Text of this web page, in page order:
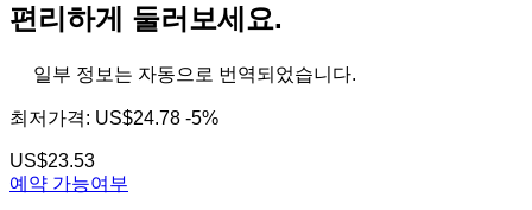
편리하게 둘러보세요.
일부 정보는 자동으로 번역되었습니다.
최저가격: US$24.78 -5%
US$23.53
예약 가능여부